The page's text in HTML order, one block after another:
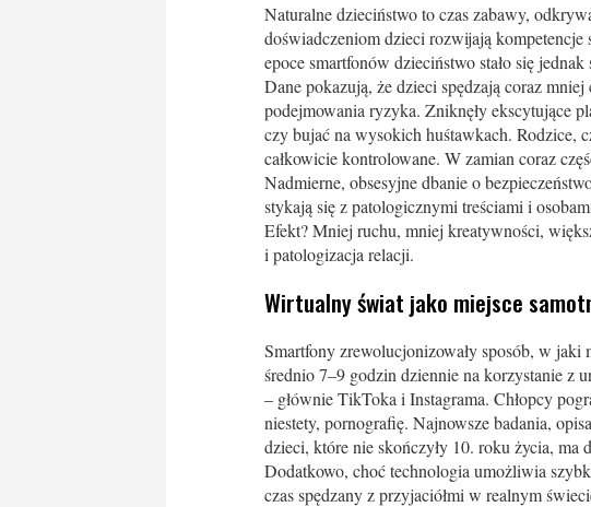
Naturalne dzieciństwo to czas zabawy,
doświadczeniom dzieci rozwijają kompetencje
epoce smartfonów dzieciństwo stało się
Dane pokazują, że dzieci spędzają coraz
podejmowania ryzyka. Zniknęły ekscytujące
czy bujać na wysokich huśtawkach. Rodzice,
całkowicie kontrolowane. W zamian coraz
Nadmierne, obsesyjne dbanie o
stykają się z patologicznymi treściami i
Efekt? Mniej ruchu, mniej kreatywności,
i patologizacja relacji.
Wirtualny świat jako miejsce
Smartfony zrewolucjonizowały sposób, w jaki
średnio 7–9 godzin dziennie na korzystanie z
– głównie TikToka i Instagrama. Chłopcy
niestety, pornografię. Najnowsze badania,
dzieci, które nie skończyły 10. roku życia, ma
Dodatkowo, choć technologia umożliwia
czas spędzany z przyjaciółmi w realnym